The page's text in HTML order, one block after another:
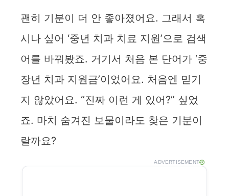
괜히 기분이 더 안 좋아졌어요. 그래서 혹
시나 싶어 ‘중년 치과 치료 지원’으로 검색
어를 바꿔봤죠. 거기서 처음 본 단어가 ‘중
장년 치과 지원금’이었어요. 처음엔 믿기
지 않았어요. “진짜 이런 게 있어?” 싶었
죠. 마치 숨겨진 보물이라도 찾은 기분이
랄까요?
ADVERTISEMENT